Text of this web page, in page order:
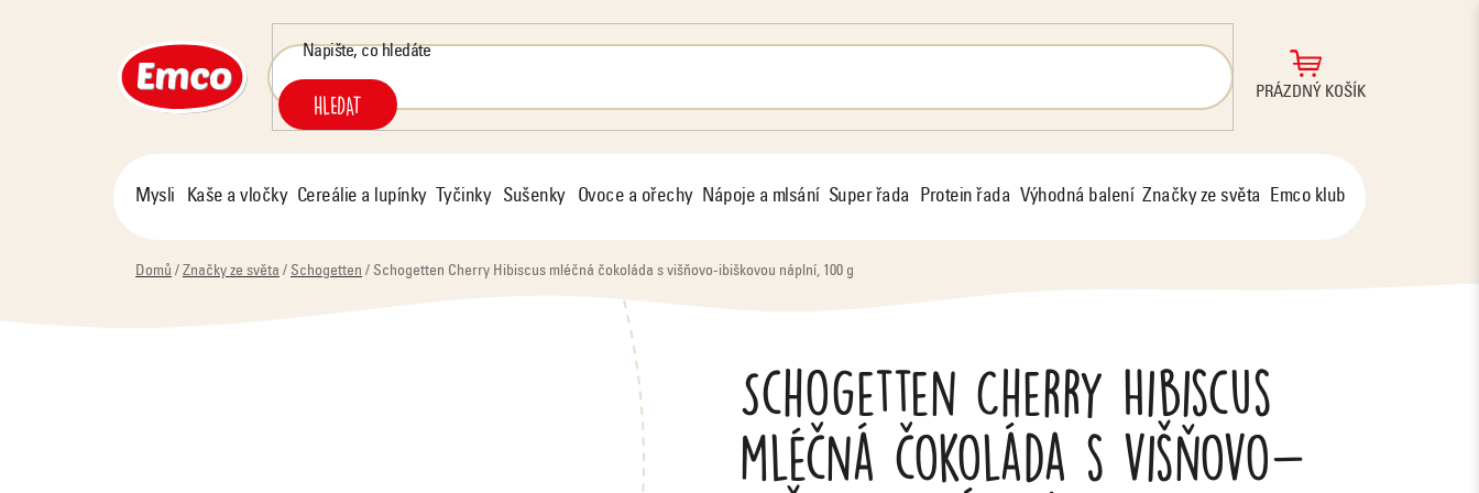
HLEDAT
NÁKUPNÍ
PRÁZDNÝ KOŠÍK
Mysli Kaše a vločky Cereálie a lupínky Tyčinky Sušenky Ovoce a ořechy Nápoje a mlsání Super řada Protein řada Výhodná balení Značky ze světa Emco klub
Domů / Značky ze světa / Schogetten / Schogetten Cherry Hibiscus mléčná čokoláda s višňovo-ibiškovou náplní, 100 g
Schogetten Cherry Hibiscus
mléčná čokoláda s višňovo-